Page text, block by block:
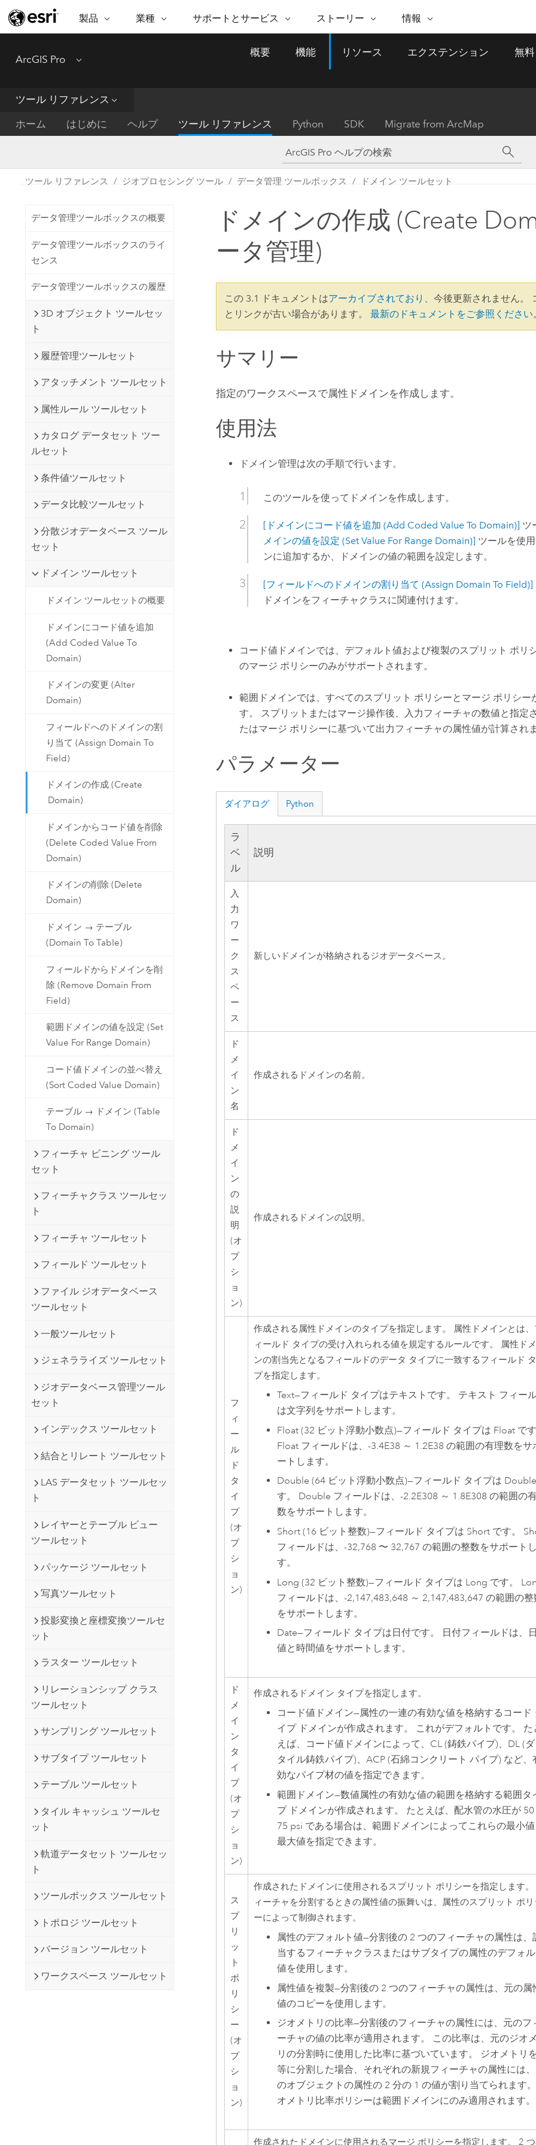
製品
ARCGIS
ArcGIS Online
完全な SaaS マッピング プラット
ArcGIS Enterprise
テム
マッピング &amp; 空間解析アプリ
機能
位置情報を分析に活用
空間データの統合、編集、共有
Esri ストア
Esri の ArcGIS 製品
業種
業種
自然保護
公共エネルギー
地方自治体
持続可能な開発
電気通信
交通機関
注目のイニシアティブ
インフラストラクチャ管理
GIS を活用して、最新の強靱で持続可能な未
的アプローチは、インフラストラクチャ プ
ロジェクトが周囲の環境とどのように関連
しているかをリーダーが理解するのに役立
サポートとサービス
サポートとサービス セルフサービス
ArcGIS ブログ
ドキュメント
My Esri
ストーリー
ESRI ストーリー
Esri ブログ
実世界のグローバルな GIS
技術革新
ー リーダーの声
ArcNews
業界ニュースと
情報
ESRI について
パートナー
採用情報
メディアおよびアナリスト関
ArcGIS Pro Menu
概要 機能 リソース エクステンション 無
ツール リファレンス
ホーム はじめに ヘルプ ツール リファレンス Python SDK Migrate from ArcMap
ツール リファレンス ジオプロセシング ツール データ管理 ツールボックス ドメイン ツールセット
データ管理ツールボックスの概要
データ管理ツールボックスのライ
センス
データ管理ツールボックスの履歴
3D オブジェクト ツールセッ
ト
履歴管理ツールセット
アタッチメント ツールセット
属性ルール ツールセット
カタログ データセット ツー
ルセット
条件値ツールセット
データ比較ツールセット
分散ジオデータベース ツール
セット
ドメイン ツールセット
ドメイン ツールセットの概要
ドメインにコード値を追加
(Add Coded Value To
Domain)
ドメインの変更 (Alter
Domain)
フィールドへのドメインの割
り当て (Assign Domain To
Field)
ドメインの作成 (Create
Domain)
ドメインからコード値を削除
(Delete Coded Value From
Domain)
ドメインの削除 (Delete
Domain)
ドメイン → テーブル
(Domain To Table)
フィールドからドメインを削
除 (Remove Domain From
Field)
範囲ドメインの値を設定 (Set
Value For Range Domain)
コード値ドメインの並べ替え
(Sort Coded Value Domain)
テーブル → ドメイン (Table
To Domain)
フィーチャ ビニング ツール
セット
フィーチャクラス ツールセッ
ト
フィーチャ ツールセット
フィールド ツールセット
ファイル ジオデータベース
ツールセット
一般ツールセット
ジェネラライズ ツールセット
ジオデータベース管理ツール
セット
インデックス ツールセット
結合とリレート ツールセット
LAS データセット ツールセッ
ト
レイヤーとテーブル ビュー
ツールセット
パッケージ ツールセット
写真ツールセット
投影変換と座標変換ツールセ
ット
ラスター ツールセット
リレーションシップ クラス
ツールセット
サンプリング ツールセット
サブタイプ ツールセット
テーブル ツールセット
タイル キャッシュ ツールセ
ット
軌道データセット ツールセッ
ト
ツールボックス ツールセット
トポロジ ツールセット
バージョン ツールセット
ワークスペース ツールセット
ドメインの作成 (Create
ータ管理)
この 3.1 ドキュメントはアーカイブされており 、今後更新されません。
とリンクが古い場合があります。最新のドキュメントをご参照ください
サマリー
指定のワークスペースで属性ドメインを作成します。
使用法
ドメイン管理は次の手順で行います。
このツールを使ってドメインを作成します。
[ドメインにコード値を追加 (Add Coded Value To Domain)] ツ
メインの値を設定 (Set Value For Range Domain)] ツールを使
ンに追加するか、ドメインの値の範囲を設定します。
[フィールドへのドメインの割り当て (Assign Domain To Field)]
ドメインをフィーチャクラスに関連付けます。
コード値ドメインでは、デフォルト値および複製のスプリット ポリ
のマージ ポリシーのみがサポートされます。
範囲ドメインでは、すべてのスプリット ポリシーとマージ ポリシー
す。 スプリットまたはマージ操作後、入力フィーチャの数値と指定
たはマージ ポリシーに基づいて出力フィーチャの属性値が計算されま
パラメーター
ダイアログ Python
ラ
ベ
ル
説明
入
力
ワ
ー
ク
ス
ペ
ー
ス
新しいドメインが格納されるジオデータベース。
ド
メ
イ
ン
名
作成されるドメインの名前。
ド
メ
イ
ン
の
説
明
(オ
プ
シ
ョ
ン)
作成されるドメインの説明。
フ
ィ
ー
ル
ド
タ
イ
プ
(オ
プ
シ
ョ
ン)
作成される属性ドメインのタイプを指定します。 属性ドメインとは、
ィールド タイプの受け入れられる値を規定するルールです。 属性ド
ンの割当先となるフィールドのデータ タイプに一致するフィールド
プを指定します。
Text—フィールド タイプはテキストです。 テキスト フィー
は文字列をサポートします。
Float (32 ビット浮動小数点)—フィールド タイプは Float です
Float フィールドは、-3.4E38 ～ 1.2E38 の範囲の有理数をサ
ートします。
Double (64 ビット浮動小数点)—フィールド タイプは
す。 Double フィールドは、-2.2E308 ～ 1.8E308 の範囲の
数をサポートします。
Short (16 ビット整数)—フィールド タイプは Short です。
フィールドは、-32,768 〜 32,767 の範囲の整数をサポート
す。
Long (32 ビット整数)—フィールド タイプは Long です。
フィールドは、-2,147,483,648 ～ 2,147,483,647 の範囲の整
をサポートします。
Date—フィールド タイプは日付です。 日付フィールドは、
値と時間値をサポートします。
ド
メ
イ
ン
タ
イ
プ
(オ
プ
シ
ョ
ン)
作成されるドメイン タイプを指定します。
コード値ドメイン—属性の一連の有効な値を格納するコード
イプ ドメインが作成されます。 これがデフォルトです。 た
えば、コード値ドメインによって、CL (鋳鉄パイプ)、DL (ダ
タイル鋳鉄パイプ)、ACP (石綿コンクリート パイプ) など、
効なパイプ材の値を指定できます。
範囲ドメイン—数値属性の有効な値の範囲を格納する範囲タ
プ ドメインが作成されます。 たとえば、配水管の水圧が 50
75 psi である場合は、範囲ドメインによってこれらの最小値
最大値を指定できます。
ス
プ
リ
ッ
ト
ポ
リ
シ
ー
(オ
プ
シ
ョ
ン)
作成されたドメインに使用されるスプリット ポリシーを指定します。
ィーチャを分割するときの属性値の振舞いは、属性のスプリット ポリ
ーによって制御されます。
属性のデフォルト値—分割後の 2 つのフィーチャの属性は、
当するフィーチャクラスまたはサブタイプの属性のデフォル
値を使用します。
属性値を複製—分割後の 2 つのフィーチャの属性は、元の属
値のコピーを使用します。
ジオメトリの比率—分割後のフィーチャの属性には、元のフ
ーチャの値の比率が適用されます。 この比率は、元のジオ
リの分割時に使用した比率に基づいています。 ジオメトリ
等に分割した場合、それぞれの新規フィーチャの属性には
のオブジェクトの属性の 2 分の 1 の値が割り当てられます
オメトリ比率ポリシーは範囲ドメインにのみ適用されます。
作成されたドメインに使用されるマージ ポリシーを指定します。 2